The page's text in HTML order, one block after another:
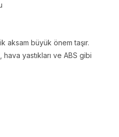
aksam büyük önem taşır.
yastıkları ve ABS gibi